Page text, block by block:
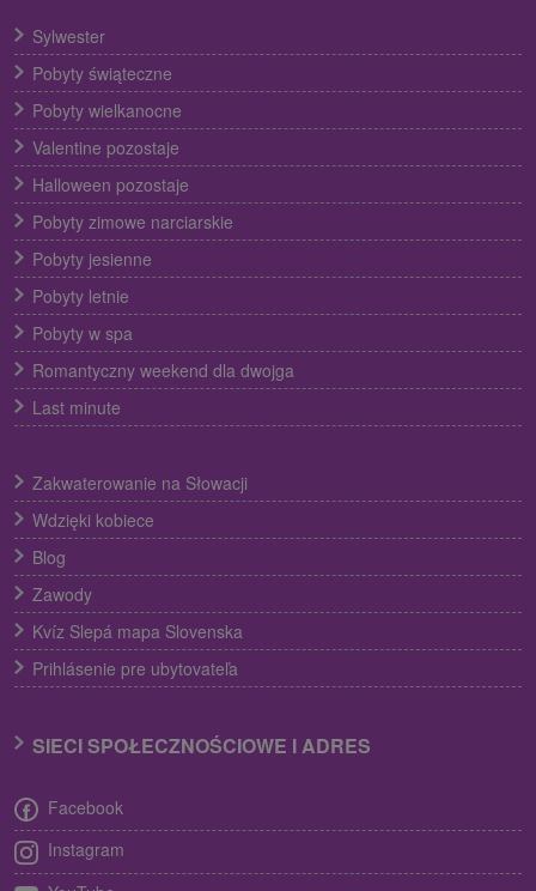
Sylwester
Pobyty świąteczne
Pobyty wielkanocne
Valentine pozostaje
Halloween pozostaje
Pobyty zimowe narciarskie
Pobyty jesienne
Pobyty letnie
Pobyty w spa
Romantyczny weekend dla dwojga
Last minute
Zakwaterowanie na Słowacji
Wdzięki kobiece
Blog
Zawody
Kvíz Slepá mapa Slovenska
Prihlásenie pre ubytovateľa
SIECI SPOŁECZNOŚCIOWE I ADRES
Facebook
Instagram